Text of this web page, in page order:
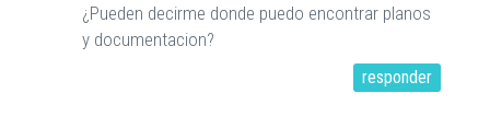
¿Pueden decirme donde puedo encontrar planos
y documentacion?
responder